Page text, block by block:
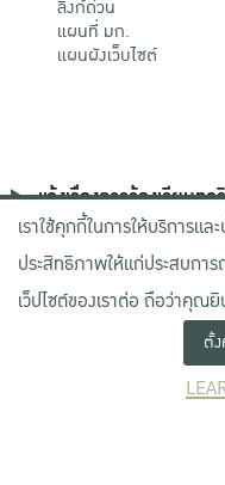
ลิงก์ด่วน
แผนที่ มก.
แผนผังเว็บไซต์
แจ้งเรื่องการร้องเรียนทุจ
ช่องทางมหาวิทยาลัย
เกษตรศาสตร์
ช่องทางสำนักงาน ป.ป.ช.
ช่องทางสำนักงาน ป.ป.
เราใช้คุกกี้ในการให้บริการแ
ประสิทธิภาพให้แก่ประสบก
เว็ปไซต์ของเราต่อ ถือว่าคุณ
ตั้